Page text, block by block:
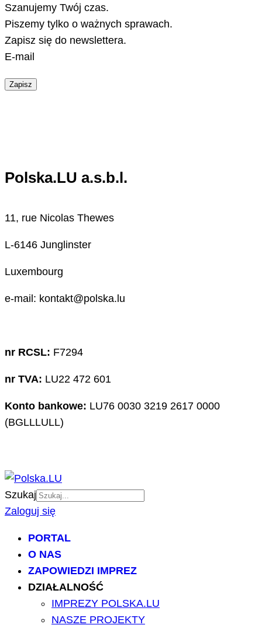
Szanujemy Twój czas.
Piszemy tylko o ważnych sprawach.
Zapisz się do newslettera.
E-mail
Zapisz
Polska.LU a.s.b.l.
11, rue Nicolas Thewes
L-6146 Junglinster
Luxembourg
e-mail: kontakt@polska.lu
nr RCSL: F7294
nr TVA: LU22 472 601
Konto bankowe: LU76 0030 3219 2617 0000
(BGLLLULL)
Szukaj
Zaloguj się
PORTAL
O NAS
ZAPOWIEDZI IMPREZ
DZIAŁALNOŚĆ
IMPREZY POLSKA.LU
NASZE PROJEKTY